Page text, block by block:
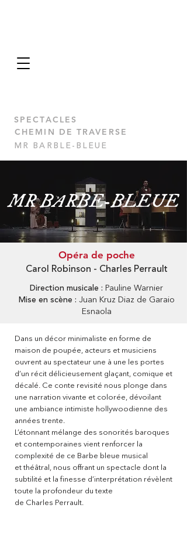
CHEMIN DE TRAVERSE
SPECTACLES
MR BARBLE-BLEUE
MR BARBE-BLEUE
Opéra de poche
Carol Robinson - Charles Perrault
Direction musicale : Pauline Warnier
Mise en scène : Juan Kruz Diaz de Garaio
Esnaola
Dans un décor minimaliste en forme de
maison de poupée, acteurs et musiciens
ouvrent au spectateur une à une les portes
d’un récit délicieusement glaçant, comique et
décalé. Ce conte revisité nous plonge dans
une narration vivante et colorée, dévoilant
une ambiance intimiste hollywoodienne des
années trente.
L’étonnant mélange des sonorités baroques
et contemporaines vient renforcer la
complexité de ce Barbe bleue musical
et théâtral, nous offrant un spectacle dont la
subtilité et la finesse d’interprétation révèlent
toute la profondeur du texte
de Charles Perrault.